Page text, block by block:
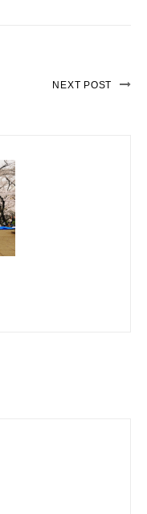
NEXT POST